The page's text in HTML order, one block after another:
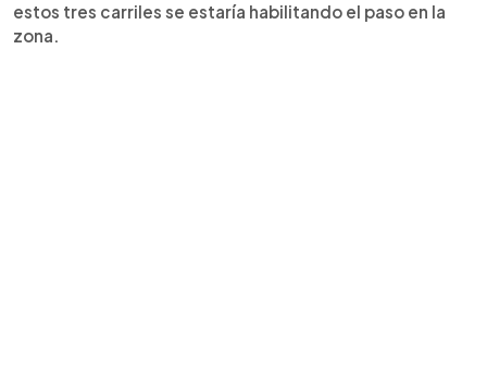
estos tres carriles se estaría habilitando el paso en la
zona.